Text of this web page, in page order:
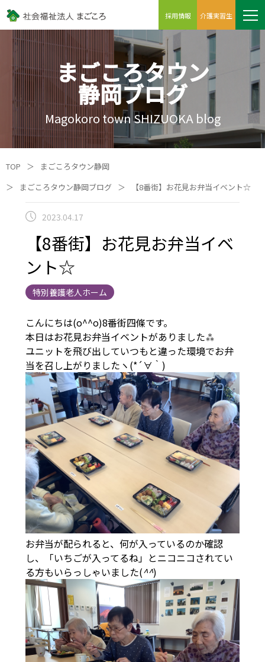
採用情報 介護実習生
まごころタウン
静岡ブログ
Magokoro town SHIZUOKA blog
TOP ＞
まごころタウン静岡
＞
まごころタウン静岡ブログ ＞ 【8番街】お花見お弁当イベント☆
2023.04.17
【8番街】お花見お弁当イベ
ント☆
特別養護老人ホーム
こんにちは(o^^o)8番街四條です。
本日はお花見お弁当イベントがありました⁂
ユニットを飛び出していつもと違った環境でお弁
当を召し上がりましたヽ(*´∀｀)
お弁当が配られると、何が入っているのか確認
し、「いちごが入ってるね」とニコニコされてい
る方もいらっしゃいました(^^)